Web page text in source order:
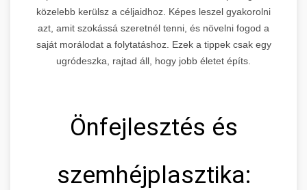
közelebb kerülsz a céljaidhoz. Képes leszel gyakorolni
azt, amit szokássá szeretnél tenni, és növelni fogod a
saját morálodat a folytatáshoz. Ezek a tippek csak egy
ugródeszka, rajtad áll, hogy jobb életet építs.
Önfejlesztés és
szemhéjplasztika: